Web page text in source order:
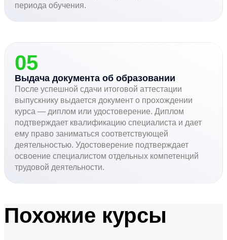
периода обучения.
05
Выдача документа об образовании
После успешной сдачи итоговой аттестации
выпускнику выдается документ о прохождении
курса — диплом или удостоверение. Диплом
подтверждает квалификацию специалиста и дает
ему право заниматься соответствующей
деятельностью. Удостоверение подтверждает
освоение специалистом отдельных компетенций
трудовой деятельности.
Похожие курсы